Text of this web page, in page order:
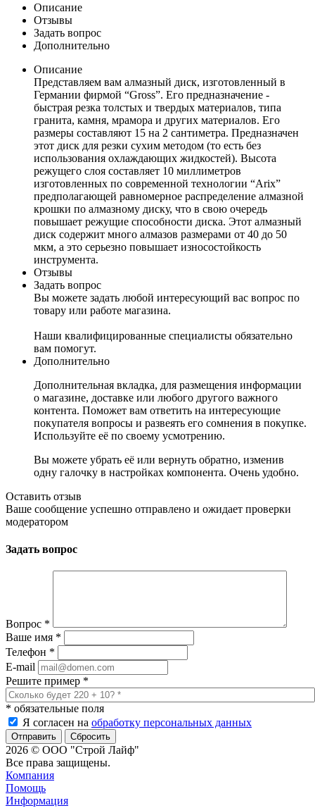
Описание
Отзывы
Задать вопрос
Дополнительно
Описание
Представляем вам алмазный диск, изготовленный в
Германии фирмой “Gross”. Его предназначение -
быстрая резка толстых и твердых материалов, типа
гранита, камня, мрамора и других материалов. Его
размеры составляют 15 на 2 сантиметра. Предназначен
этот диск для резки сухим методом (то есть без
использования охлаждающих жидкостей). Высота
режущего слоя составляет 10 миллиметров
изготовленных по современной технологии “Arix”
предполагающей равномерное распределение алмазной
крошки по алмазному диску, что в свою очередь
повышает режущие способности диска. Этот алмазный
диск содержит много алмазов размерами от 40 до 50
мкм, а это серьезно повышает износостойкость
инструмента.
Отзывы
Задать вопрос
Вы можете задать любой интересующий вас вопрос по
товару или работе магазина.
Наши квалифицированные специалисты обязательно
вам помогут.
Дополнительно
Дополнительная вкладка, для размещения информации
о магазине, доставке или любого другого важного
контента. Поможет вам ответить на интересующие
покупателя вопросы и развеять его сомнения в покупке.
Используйте её по своему усмотрению.
Вы можете убрать её или вернуть обратно, изменив
одну галочку в настройках компонента. Очень удобно.
Оставить отзыв
Ваше сообщение успешно отправлено и ожидает проверки
модератором
Задать вопрос
Вопрос *
Ваше имя *
Телефон *
E-mail
Решите пример *
* обязательные поля
Я согласен на обработку персональных данных
Сбросить
2026 © ООО "Строй Лайф"
Все права защищены.
Компания
Помощь
Информация